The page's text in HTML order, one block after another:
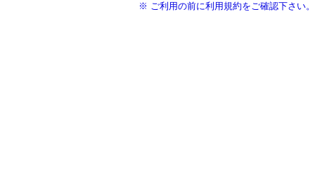
※ ご利用の前に利用規約をご確認下さい。